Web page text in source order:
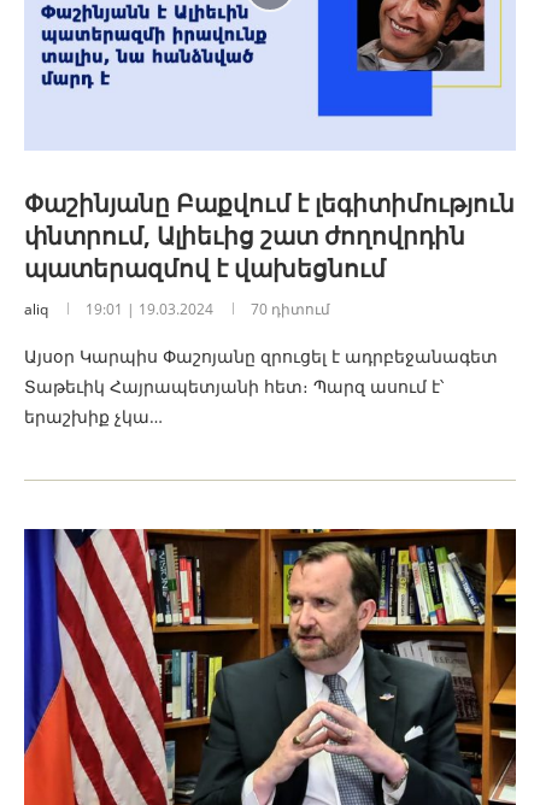
Փաշինյանը Բաքվում է լեգիտիմություն
փնտրում, Ալիեւից շատ ժողովրդին
պատերազմով է վախեցնում
aliq 19:01 | 19.03.2024 70 դիտում
Այսօր Կարպիս Փաշոյանը զրուցել է ադրբեջանագետ
Տաթեւիկ Հայրապետյանի հետ։ Պարզ ասում է՝
երաշխիք չկա…